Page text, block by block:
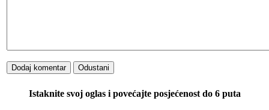
Istaknite svoj oglas i povećajte posjećenost do 6 puta